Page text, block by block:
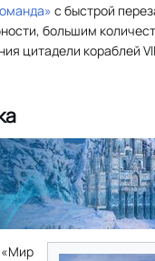
с быстрой
большим
цитадели кораблей
«Мир